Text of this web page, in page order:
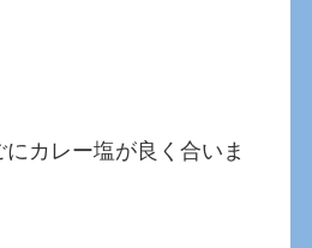
カレー塩が良く合いま